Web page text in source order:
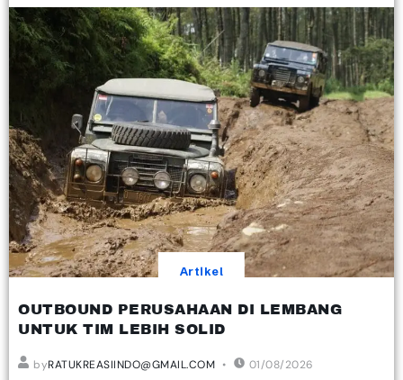
Artikel
OUTBOUND PERUSAHAAN DI LEMBANG
UNTUK TIM LEBIH SOLID
byRATUKREASIINDO@GMAIL.COM 01/08/2026